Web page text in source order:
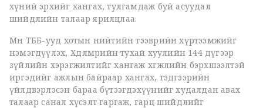
хүний эрхийг хангах, тулгамдаж буй асуудал
шийдлийн талаар ярилцлаа.
Мөн ТББ-ууд хотын нийтийн тээврийн хүртээмжийг
нэмэгдүүлэх, Хөдөлмөрийн тухай хуулийн 144 дүгээр
зүйлийн хэрэгжилтийг хангаж хөгжлийн бэрхшээлтэй
иргэдийг ажлын байраар хангах, тэдгээрийн
үйлдвэрлэсэн бараа бүтээгдэхүүнийг худалдан авах
талаар санал хүсэлт гаргаж, гарц шийдлийг